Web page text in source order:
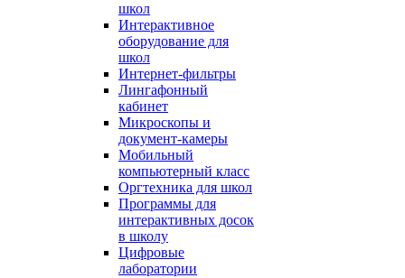
школ
Интерактивное
оборудование для
школ
Интернет-фильтры
Лингафонный
кабинет
Микроскопы и
документ-камеры
Мобильный
компьютерный класс
Оргтехника для школ
Программы для
интерактивных досок
в школу
Цифровые
лаборатории